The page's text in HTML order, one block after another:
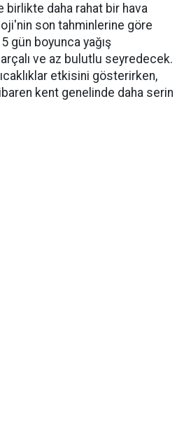
birlikte daha rahat bir hava
son tahminlerine göre
gün boyunca yağış
ve az bulutlu seyredecek.
etkisini gösterirken,
kent genelinde daha serin